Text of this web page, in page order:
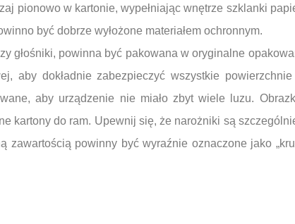
pionowo w kartonie, wypełniając wnętrze szklanki
być dobrze wyłożone materiałem ochronnym.
głośniki, powinna być pakowana w oryginalne
aby dokładnie zabezpieczyć wszystkie
aby urządzenie nie miało zbyt wiele luzu.
kartony do ram. Upewnij się, że narożniki są
zawartością powinny być wyraźnie oznaczone jako